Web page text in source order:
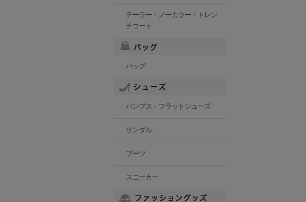
テーラー・ノーカラー・トレン
チコート
バッグ
パンプス・フラットシューズ
サンダル
ブーツ
スニーカー